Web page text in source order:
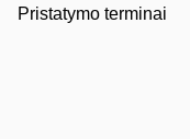
Pristatymo terminai